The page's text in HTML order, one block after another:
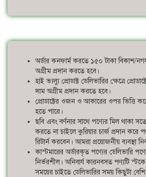
অর্ডার কনফার্ম করতে ১৫০ টাকা বিকাশ/
অগ্রীম প্রদান করতে হবে।
হাই ভ্যল্যু প্রোডাক্ট ডেলিভারির ক্ষেত্রে
দাম অগ্রীম প্রদান করতে হবে।
প্রোডাক্টের ওজন ও আকারের ওপর ভিত্তি
হতে পারে।
ছবি এবং বর্ণনার সাথে পণ্যের মিল থাকা
করতে না চাইলে কুরিয়ার চার্জ প্রদান করে
রিটার্ন করবেন। আমরা প্রয়োজনীয় ব্যবস্থা
কাস্টমারের অর্ডারকৃত পণ্যের ডেলিভারি
নির্ভরশীল। অনিবার্য কারনবসত পণ্যটি
সময়ের চাইতে ডেলিভারির সময় কিছুটা